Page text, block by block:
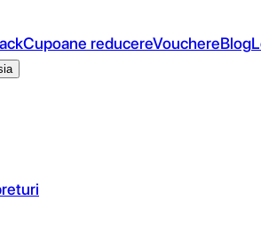
Cupoane reducereVouchereBlog